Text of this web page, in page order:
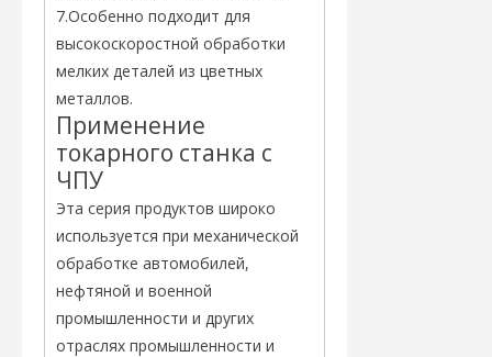
7.Особенно подходит для
высокоскоростной обработки
мелких деталей из цветных
металлов.
Применение
токарного станка с
ЧПУ
Эта серия продуктов широко
используется при механической
обработке автомобилей,
нефтяной и военной
промышленности и других
отраслях промышленности и